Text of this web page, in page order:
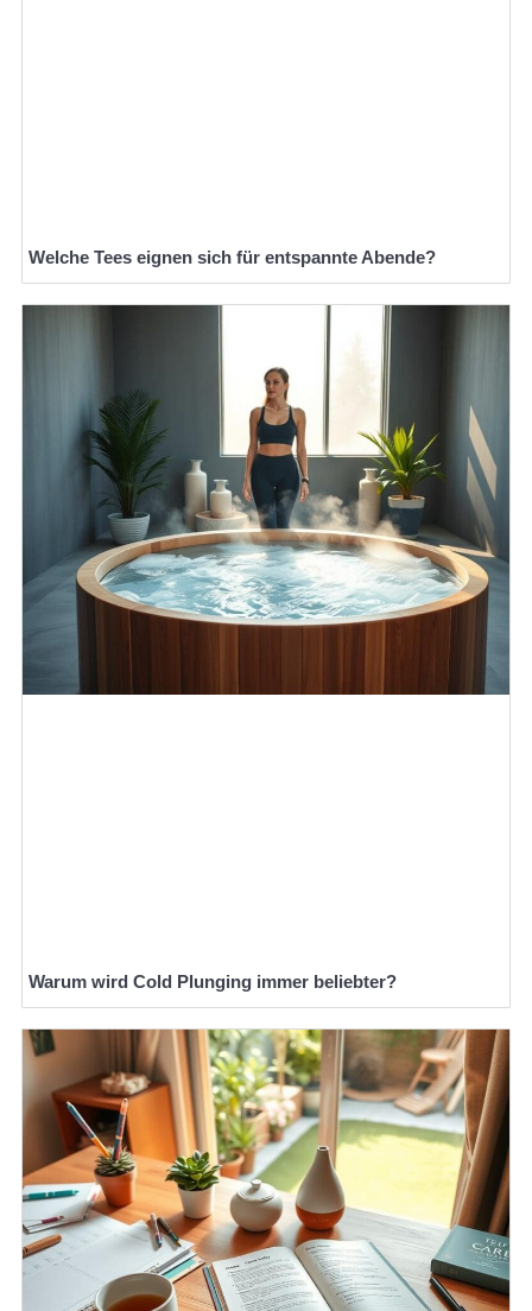
Welche Tees eignen sich für entspannte Abende?
Warum wird Cold Plunging immer beliebter?